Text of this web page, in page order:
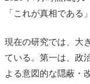
「これが真相である
現在の研究では、大
ている。第一は、政
よる意図的な隠蔽・